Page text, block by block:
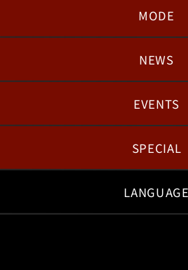
MODE
BATTLENEWS
패치노트
EVENTS
ESPORTS
SPECIAL
WEB COMICS
LANGUAGE